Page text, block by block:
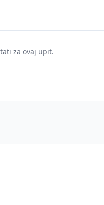
za ovaj upit.